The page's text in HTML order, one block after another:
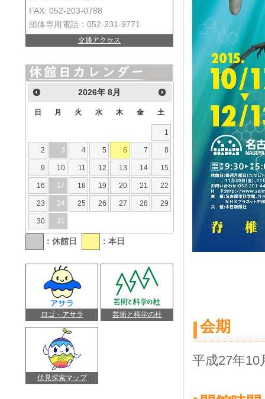
会期
平成27年10
FAX: 052-203-0788
団体専用電話：052-231-9771
交通アクセス
2026年8月
日 月 火 水 木 金 土
1
2 3 4 5 6 7 8
9 10 11 12 13 14 15
16 17 18 19 20 21 22
23 24 25 26 27 28 29
30 31
：休館日 ：本日
ロゴ・アサラ 芸術と科学の杜
伏見探索マップ